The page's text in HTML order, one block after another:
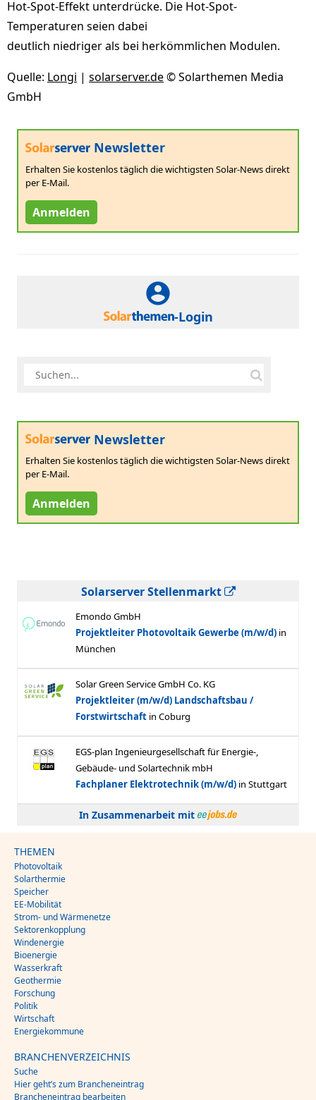
Hot-Spot-Effekt unterdrücke. Die Hot-Spot-
Temperaturen seien dabei
deutlich niedriger als bei herkömmlichen Modulen.
Quelle: Longi | solarserver.de© Solarthemen Media
GmbH
Newsletter
Erhalten Sie kostenlos täglich die wichtigsten Solar-News direkt
per E-Mail.
Anmelden
-Login
Newsletter
Erhalten Sie kostenlos täglich die wichtigsten Solar-News direkt
per E-Mail.
Anmelden
Solarserver Stellenmarkt
In Zusammenarbeit mit
THEMEN
Photovoltaik
Solarthermie
Speicher
EE-Mobilität
Strom- und Wärmenetze
Sektorenkopplung
Windenergie
Bioenergie
Wasserkraft
Geothermie
Forschung
Politik
Wirtschaft
Energiekommune
BRANCHENVERZEICHNIS
Suche
Hier geht’s zum Brancheneintrag
Brancheneintrag bearbeiten